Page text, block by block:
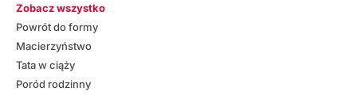
Zobacz wszystko
Powrót do formy
Macierzyństwo
Tata w ciąży
Poród rodzinny